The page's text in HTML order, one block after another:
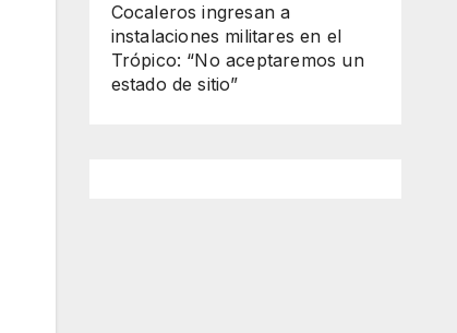
Cocaleros ingresan a
instalaciones militares en el
Trópico: “No aceptaremos un
estado de sitio”